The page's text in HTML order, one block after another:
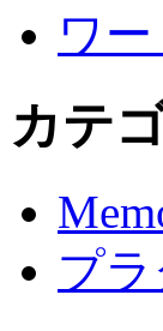
ワ
カテ
プ